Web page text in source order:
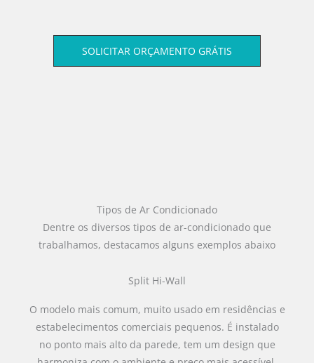
SOLICITAR ORÇAMENTO GRÁTIS
Tipos de Ar Condicionado
Dentre os diversos tipos de ar-condicionado que
trabalhamos, destacamos alguns exemplos abaixo
Split Hi-Wall
O modelo mais comum, muito usado em residências e
estabelecimentos comerciais pequenos. É instalado
no ponto mais alto da parede, tem um design que